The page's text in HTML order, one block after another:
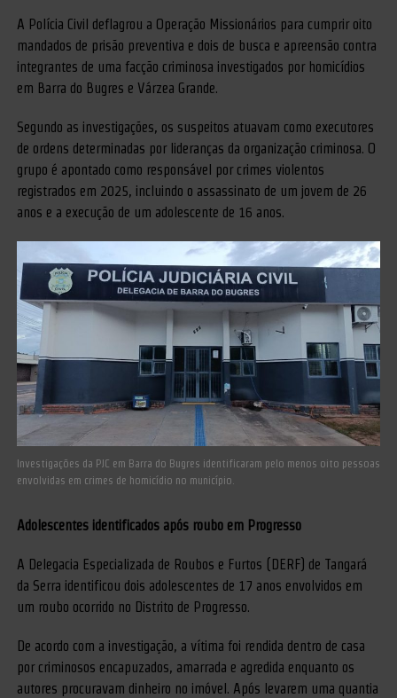
A Polícia Civil deflagrou a Operação Missionários para cumprir oito
mandados de prisão preventiva e dois de busca e apreensão contra
integrantes de uma facção criminosa investigados por homicídios
em Barra do Bugres e Várzea Grande.
Segundo as investigações, os suspeitos atuavam como executores
de ordens determinadas por lideranças da organização criminosa. O
grupo é apontado como responsável por crimes violentos
registrados em 2025, incluindo o assassinato de um jovem de 26
anos e a execução de um adolescente de 16 anos.
Investigações da PJC em Barra do Bugres identificaram pelo menos oito pessoas
envolvidas em crimes de homicídio no município.
Adolescentes identificados após roubo em Progresso
A Delegacia Especializada de Roubos e Furtos (DERF) de Tangará
da Serra identificou dois adolescentes de 17 anos envolvidos em
um roubo ocorrido no Distrito de Progresso.
De acordo com a investigação, a vítima foi rendida dentro de casa
por criminosos encapuzados, amarrada e agredida enquanto os
autores procuravam dinheiro no imóvel. Após levarem uma quantia